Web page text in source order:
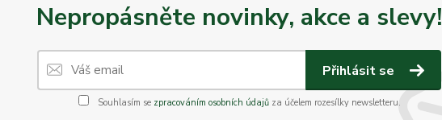
Nepropásněte novinky, akce a slevy!
Přihlásit se
Souhlasím se zpracováním osobních údajůza účelem rozesílky newsletteru.